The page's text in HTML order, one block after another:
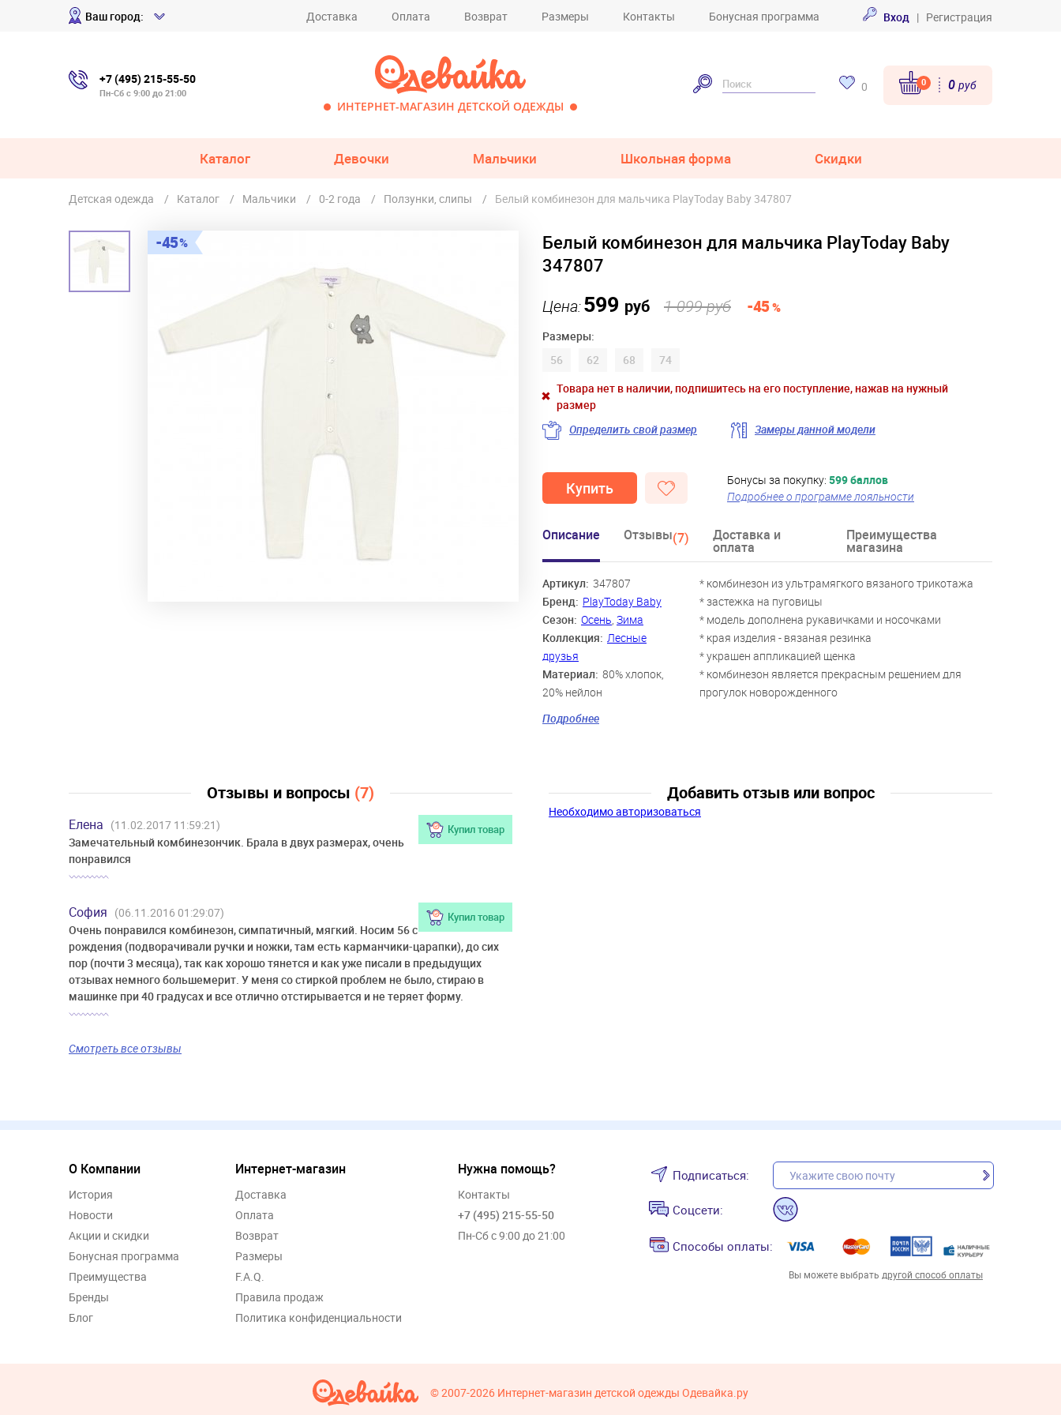
Ваш город: Доставка Оплата Возврат Размеры Контакты Бонусная программа Вход | Регистрация
+7 (495) 215-55-50
Пн-Сб с 9:00 до 21:00
ИНТЕРНЕТ-МАГАЗИН ДЕТСКОЙ ОДЕЖДЫ
0 0 0 руб
Каталог Девочки Мальчики Школьная форма Скидки
Детская одежда Каталог Мальчики 0-2 года Ползунки, слипы Белый комбинезон для мальчика PlayToday Baby 347807
45
Белый комбинезон для мальчика PlayToday Baby
347807
Цена:599 руб 1 099 руб -45%
Размеры:
56
62 68
74
Товара нет в наличии, подпишитесь на его поступление, нажав на нужный
размер
Определить свой размер
Замеры данной модели
Бонусы за покупку: 599 баллов
Подробнее о программе лояльности
Купить
Описание Отзывы(7) Доставка и
оплата
Преимущества
магазина
Артикул: 347807
Бренд: PlayToday Baby
Сезон: Осень, Зима
Коллекция: Лесные
друзья
Материал: 80% хлопок,
20% нейлон
белый
Скидка: 45%
Подробнее
* комбинезон из ультрамягкого вязаного трикотажа
* застежка на пуговицы
* модель дополнена рукавичками и носочками
* края изделия - вязаная резинка
* украшен аппликацией щенка
* комбинезон является прекрасным решением для
прогулок новорожденного
Отзывы и вопросы (7)
Елена Купил товар
(11.02.2017 11:59:21)
Замечательный комбинезончик. Брала в двух размерах, очень
понравился
София Купил товар
(06.11.2016 01:29:07)
Очень понравился комбинезон, симпатичный, мягкий. Носим 56 с
рождения (подворачивали ручки и ножки, там есть карманчики-царапки), до сих
пор (почти 3 месяца), так как хорошо тянется и как уже писали в предыдущих
отзывах немного большемерит. У меня со стиркой проблем не было, стираю в
машинке при 40 градусах и все отлично отстирывается и не теряет форму.
Смотреть все отзывы
Добавить отзыв или вопрос
Необходимо авторизоваться
О Компании
История
Новости
Акции и скидки
Бонусная программа
Преимущества
Бренды
Блог
Интернет-магазин
Доставка
Оплата
Возврат
Размеры
F.A.Q.
Правила продаж
Политика конфиденциальности
Нужна помощь?
Контакты
+7 (495) 215-55-50
Пн-Сб с 9:00 до 21:00
Подписаться:
Соцсети:
Способы оплаты:
Вы можете выбрать другой способ оплаты
© 2007-2026 Интернет-магазин детской одежды Одевайка.ру